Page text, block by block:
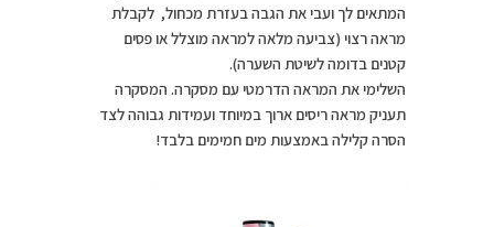
המתאים לך ועבי את הגבה בעזרת מכחול, לקבלת
מראה רצוי (צביעה מלאה למראה מוצלל או פסים
קטנים בדומה לשיטת השערה).
השלימי את המראה הדרמטי עם מסקרה. המסקרה
תעניק מראה ריסים ארוך במיוחד ועמידות גבוהה לצד
הסרה קלילה באמצעות מים חמימים בלבד!